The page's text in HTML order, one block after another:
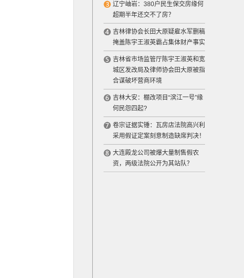
辽宁岫岩：380户民生保交房缘何
超期半年还交不了房？
吉林律协会长田大原疑雇水军删稿
掩盖陈宇王淑英霸占集体财产事实
吉林省市场监管厅陈宇王淑英和宽
城区发改局及律师协会田大原被指
合谋破坏营商环境
吉林大安：棚改项目“滨江一号”缘
何民怨四起?
卷宗证据实锤：瓦房店法院高兴利
采用假证定案刻意制造缺席判决！
大连殿龙公司被爆大量制售假农
资，两级法院公开为其站队？